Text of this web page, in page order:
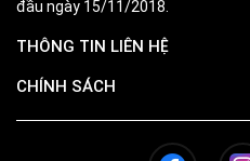
đầu ngày 15/11/2018.
THÔNG TIN LIÊN HỆ
CHÍNH SÁCH